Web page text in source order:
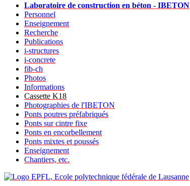
Laboratoire de construction en béton - IBETON
Personnel
Enseignement
Recherche
Publications
i-structures
i-concrete
fib-ch
Photos
Informations
Cassette K18
Photographies de l'IBETON
Ponts poutres préfabriqués
Ponts sur cintre fixe
Ponts en encorbellement
Ponts mixtes et poussés
Enseignement
Chantiers, etc.